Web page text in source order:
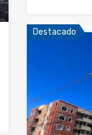
Destacado